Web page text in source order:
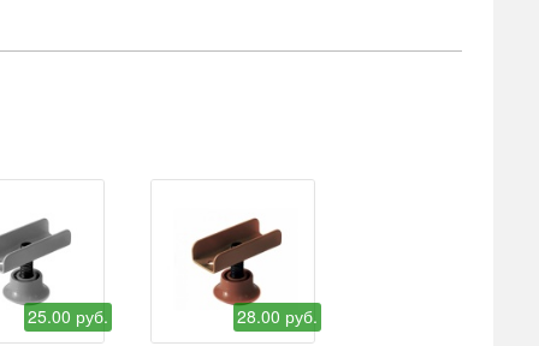
25.00 руб. 28.00 руб.